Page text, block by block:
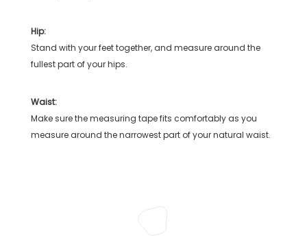
Hip:
Stand with your feet together, and measure around the
fullest part of your hips.
Waist:
Make sure the measuring tape fits comfortably as you
measure around the narrowest part of your natural waist.